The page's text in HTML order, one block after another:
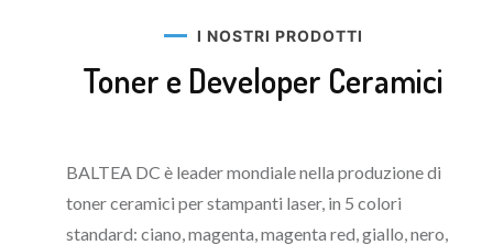
I NOSTRI PRODOTTI
Toner e Developer Ceramici
BALTEA DC è leader mondiale nella produzione di
toner ceramici per stampanti laser, in 5 colori
standard: ciano, magenta, magenta red, giallo, nero,